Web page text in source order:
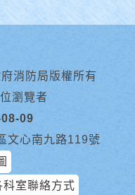
消防局版權所有
位瀏覽者
09
文心南九路119號
科室聯絡方式